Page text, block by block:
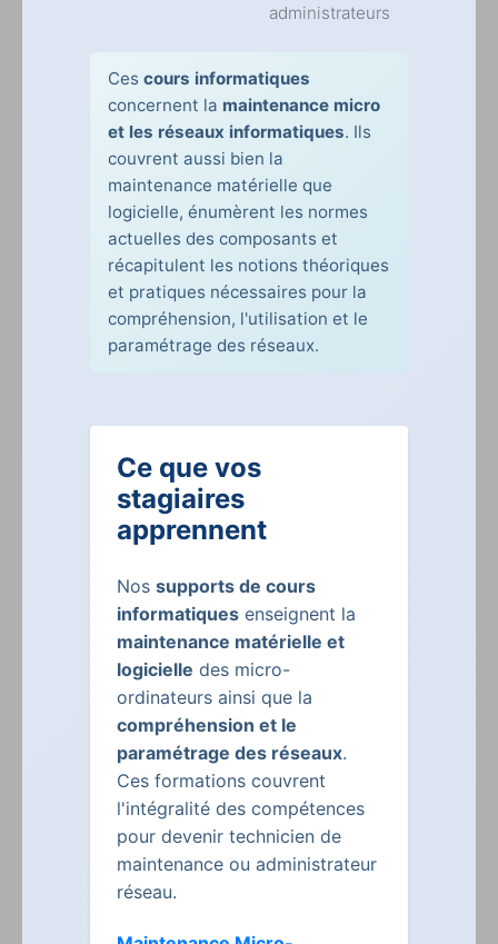
administrateurs
Ces cours informatiques
concernent la maintenance micro
et les réseaux informatiques. Ils
couvrent aussi bien la
maintenance matérielle que
logicielle, énumèrent les normes
actuelles des composants et
récapitulent les notions théoriques
et pratiques nécessaires pour la
compréhension, l'utilisation et le
paramétrage des réseaux.
Ce que vos
stagiaires
apprennent
Nos supports de cours
informatiques enseignent la
maintenance matérielle et
logicielle des micro-
ordinateurs ainsi que la
compréhension et le
paramétrage des réseaux.
Ces formations couvrent
l'intégralité des compétences
pour devenir technicien de
maintenance ou administrateur
réseau.